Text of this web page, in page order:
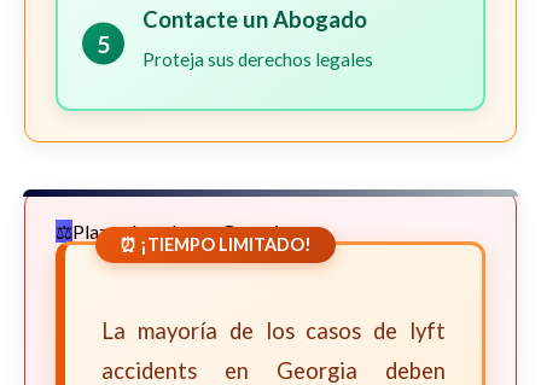
5
Contacte un Abogado
Proteja sus derechos legales
Plazos Legales en Georgia
⏰ ¡TIEMPO LIMITADO!
La mayoría de los casos de lyft
accidents en Georgia deben